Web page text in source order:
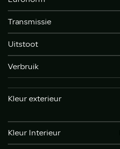
Transmissie
Uitstoot
Verbruik
Kleur exterieur
Kleur Interieur